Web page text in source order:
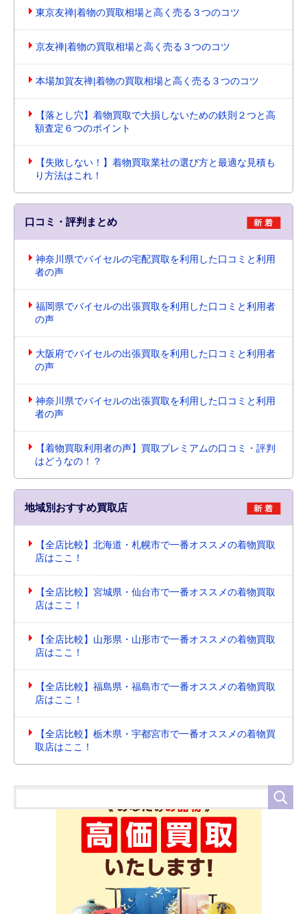
東京友禅|着物の買取相場と高く売る３つのコツ
京友禅|着物の買取相場と高く売る３つのコツ
本場加賀友禅|着物の買取相場と高く売る３つのコツ
【落とし穴】着物買取で大損しないための鉄則２つと高
額査定６つのポイント
【失敗しない！】着物買取業社の選び方と最適な見積も
り方法はこれ！
口コミ・評判まとめ
神奈川県でバイセルの宅配買取を利用した口コミと利用
者の声
福岡県でバイセルの出張買取を利用した口コミと利用者
の声
大阪府でバイセルの出張買取を利用した口コミと利用者
の声
神奈川県でバイセルの出張買取を利用した口コミと利用
者の声
【着物買取利用者の声】買取プレミアムの口コミ・評判
はどうなの！？
地域別おすすめ買取店
【全店比較】北海道・札幌市で一番オススメの着物買取
店はここ！
【全店比較】宮城県・仙台市で一番オススメの着物買取
店はここ！
【全店比較】山形県・山形市で一番オススメの着物買取
店はここ！
【全店比較】福島県・福島市で一番オススメの着物買取
店はここ！
【全店比較】栃木県・宇都宮市で一番オススメの着物買
取店はここ！